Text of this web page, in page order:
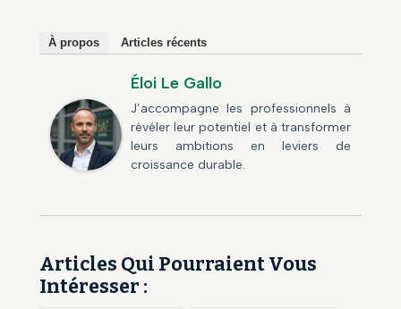
À propos Articles récents
Éloi Le Gallo
J’accompagne les professionnels à
révéler leur potentiel et à transformer
leurs ambitions en leviers de
croissance durable.
Articles Qui Pourraient Vous
Intéresser :